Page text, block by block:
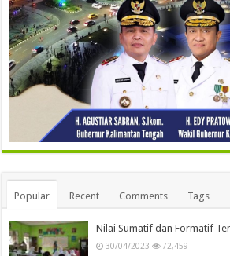
Popular Recent Comments Tags
Nilai Sumatif dan Formatif
30/04/2023 72,459